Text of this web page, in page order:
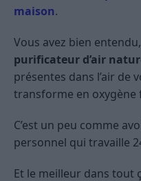
maison.
Vous avez bien
purificateur d’air
présentes dans l’air de
transforme en oxygène
C’est un peu comme
personnel qui travaille
Et le meilleur dans tout